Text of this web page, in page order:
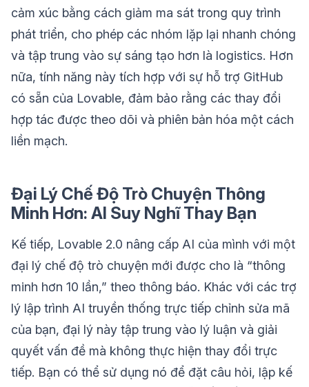
cảm xúc bằng cách giảm ma sát trong quy trình
phát triển, cho phép các nhóm lặp lại nhanh chóng
và tập trung vào sự sáng tạo hơn là logistics. Hơn
nữa, tính năng này tích hợp với sự hỗ trợ GitHub
có sẵn của Lovable, đảm bảo rằng các thay đổi
hợp tác được theo dõi và phiên bản hóa một cách
liền mạch.
Đại Lý Chế Độ Trò Chuyện Thông
Minh Hơn: AI Suy Nghĩ Thay Bạn
Kế tiếp, Lovable 2.0 nâng cấp AI của mình với một
đại lý chế độ trò chuyện mới được cho là “thông
minh hơn 10 lần,” theo thông báo. Khác với các trợ
lý lập trình AI truyền thống trực tiếp chỉnh sửa mã
của bạn, đại lý này tập trung vào lý luận và giải
quyết vấn đề mà không thực hiện thay đổi trực
tiếp. Bạn có thể sử dụng nó để đặt câu hỏi, lập kế